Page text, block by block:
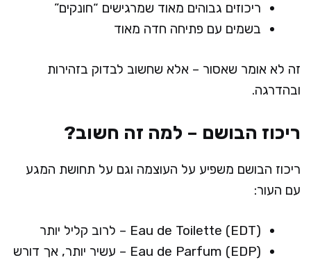
ריכוזים גבוהים מאוד שמרגישים “חונקים”
בשמים עם פתיחה חדה מאוד
זה לא אומר שאסור – אלא שחשוב לבדוק בזהירות
ובהדרגה.
ריכוז הבושם – למה זה חשוב?
ריכוז הבושם משפיע על העוצמה וגם על תחושת המגע
עם העור:
Eau de Toilette (EDT) – לרוב קליל יותר
Eau de Parfum (EDP) – עשיר יותר, אך דורש